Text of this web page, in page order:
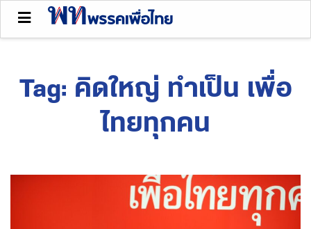
Tag: คิดใหญ่ ทำเป็น เพื่อ
ไทยทุกคน